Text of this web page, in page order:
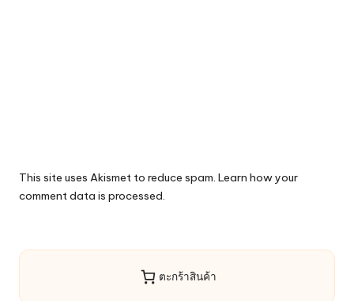
This site uses Akismet to reduce spam. Learn how your
comment data is processed.
ตะกร้าสินค้า